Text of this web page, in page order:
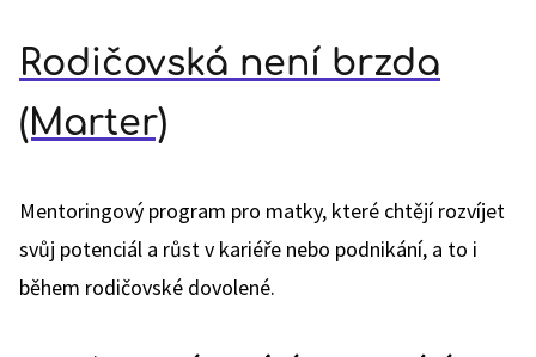
Rodičovská není brzda
(Marter)
Mentoringový program pro matky, které chtějí rozvíjet
svůj potenciál a růst v kariéře nebo podnikání, a to i
během rodičovské dovolené.